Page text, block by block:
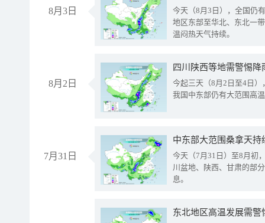
8月3日
今天（8月3日），全国仍
地区东部至华北、东北一
温闷热天气持续。
8月2日
今起三天（8月2日至4日
我国中东部仍有大范围高
7月31日
中东部大范围桑拿天
今天（7月31日）至8月初
川盆地、陕西、甘肃的部
息。
东北地区高温发展需